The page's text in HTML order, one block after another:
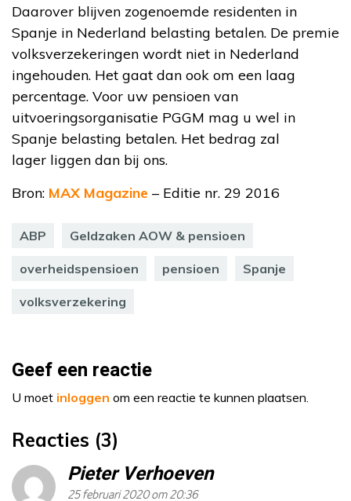
Daarover blijven zogenoemde residenten in
Spanje in Nederland belasting betalen. De premie
volksverzekeringen wordt niet in Nederland
ingehouden. Het gaat dan ook om een laag
percentage. Voor uw pensioen van
uitvoeringsorganisatie PGGM mag u wel in
Spanje belasting betalen. Het bedrag zal
lager liggen dan bij ons.
Bron: MAX Magazine – Editie nr. 29 2016
ABP Geldzaken AOW & pensioen
overheidspensioen pensioen Spanje
volksverzekering
Geef een reactie
U moet inloggen om een reactie te kunnen plaatsen.
Reacties (3)
Pieter Verhoeven
25 februari 2020 om 20:36